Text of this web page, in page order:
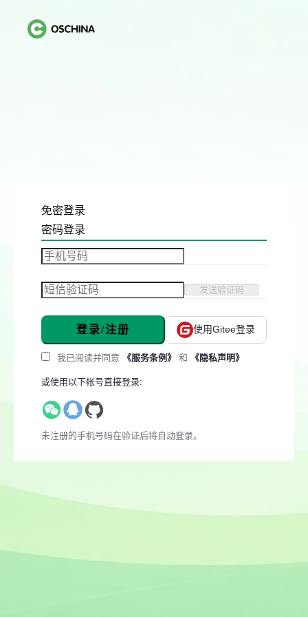
免密登录
密码登录
发送验证码
登录/注册 使用Gitee登录
我已阅读并同意 《服务条例》 和 《隐私声明》
或使用以下帐号直接登录:
未注册的手机号码在验证后将自动登录。